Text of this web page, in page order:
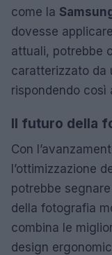
come la
dovesse
attuali, potrebbe
caratterizzato da
rispondendo così
Il futuro della
Con
l’ottimizzazione
potrebbe
della fotografia
combina le
design